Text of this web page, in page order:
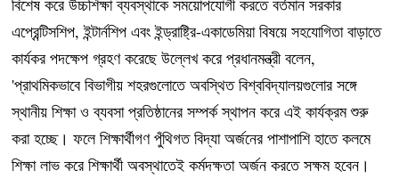
বিশেষ করে উচ্চশিক্ষা ব্যবস্থাকে সময়োপযোগী করতে বর্তমান সরকার
এপ্রেন্টিসশিপ, ইন্টার্নশিপ এবং ইন্ড্রাষ্ট্রি-একাডেমিয়া বিষয়ে সহযোগিতা বাড়াতে
কার্যকর পদক্ষেপ গ্রহণ করেছে উল্লেখ করে প্রধানমন্ত্রী বলেন,
'প্রাথমিকভাবে বিভাগীয় শহরগুলোতে অবস্থিত বিশ্ববিদ্যালয়গুলোর সঙ্গে
স্থানীয় শিক্ষা ও ব্যবসা প্রতিষ্ঠানের সম্পর্ক স্থাপন করে এই কার্যক্রম শুরু
করা হচ্ছে। ফলে শিক্ষার্থীগণ পুঁথিগত বিদ্যা অর্জনের পাশাপাশি হাতে কলমে
শিক্ষা লাভ করে শিক্ষার্থী অবস্থাতেই কর্মদক্ষতা অর্জন করতে সক্ষম হবেন।